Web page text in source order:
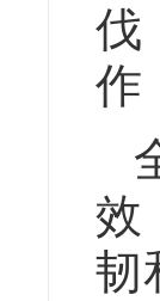
伐
作
效
韧